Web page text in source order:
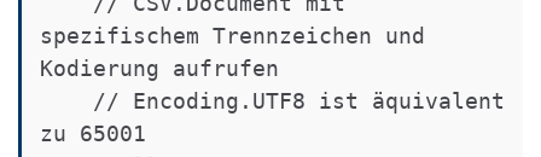
spezifischem Trennzeichen und
Kodierung aufrufen
zu 65001